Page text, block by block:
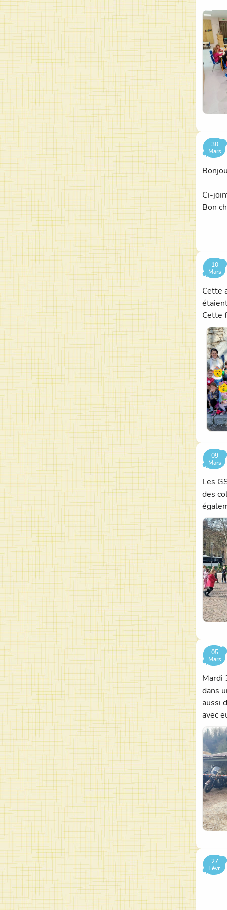
30
Mars
Ci-
Bon
10
Mars
Cette
Cette
09
Mars
Les
des
05
Mars
Mardi
dans
aussi
avec
27
Févr.